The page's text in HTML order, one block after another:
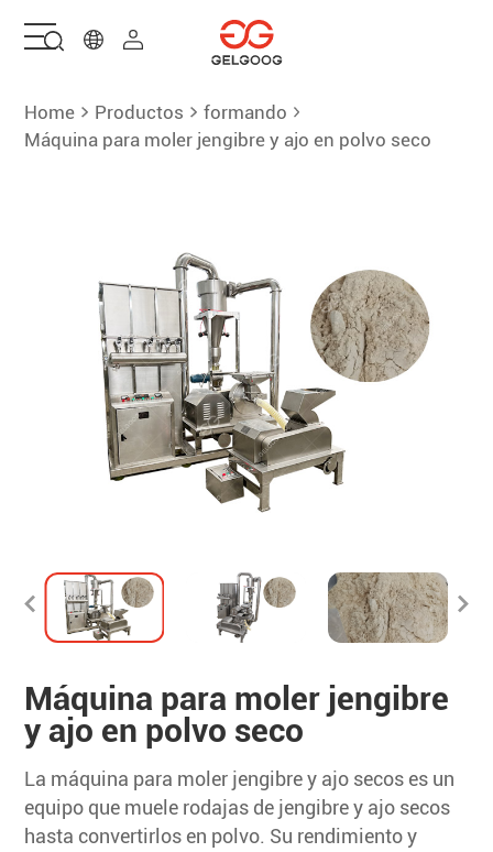
Hogar
Servicios
sobre nosotros
Contáctenos
Home Productos
formando
Máquina para moler jengibre y ajo en polvo seco
Máquina para moler jengibre
y ajo en polvo seco
La máquina para moler jengibre y ajo secos es un
equipo que muele rodajas de jengibre y ajo secos
hasta convertirlos en polvo. Su rendimiento y